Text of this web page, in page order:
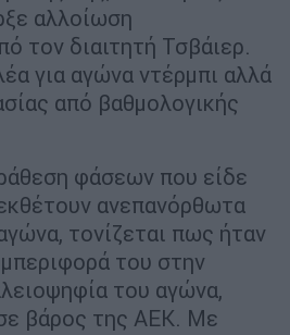
αλλοίωση
τον διαιτητή Τσβάιερ.
για αγώνα ντέρμπι αλλά
από βαθμολογικής
φάσεων που είδε
ανεπανόρθωτα
τονίζεται πως ήταν
του στην
του αγώνα,
βάρος της ΑΕΚ. Με